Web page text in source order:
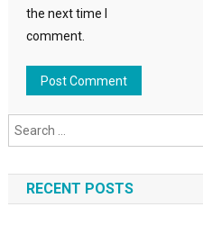
the next time I
comment.
RECENT POSTS